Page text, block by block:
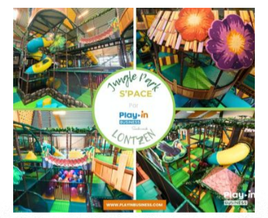
Jungle
Park
-
Indoor-
Spielplatz